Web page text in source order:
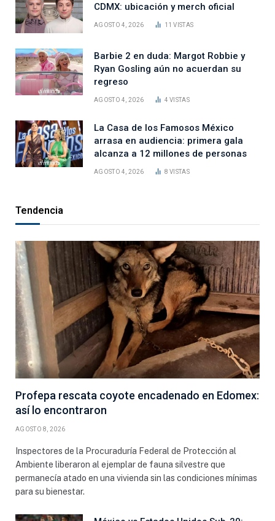
CDMX: ubicación y merch oficial
AGOSTO 4, 2026 11VISTAS
Barbie 2 en duda: Margot Robbie y
Ryan Gosling aún no acuerdan su
regreso
AGOSTO 4, 2026 4VISTAS
La Casa de los Famosos México
arrasa en audiencia: primera gala
alcanza a 12 millones de personas
AGOSTO 4, 2026 8VISTAS
Tendencia
Profepa rescata coyote encadenado en Edomex:
así lo encontraron
AGOSTO 8, 2026
Inspectores de la Procuraduría Federal de Protección al
Ambiente liberaron al ejemplar de fauna silvestre que
permanecía atado en una vivienda sin las condiciones mínimas
para su bienestar.